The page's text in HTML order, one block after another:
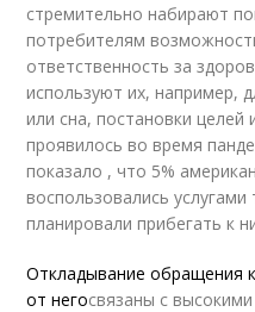
стремительно набирают
потребителям
ответственность за
используют их, например,
или сна, постановки целей
проявилось во время
показало , что 5%
воспользовались
планировали прибегать к
Откладывание обращения
от негосвязаны с